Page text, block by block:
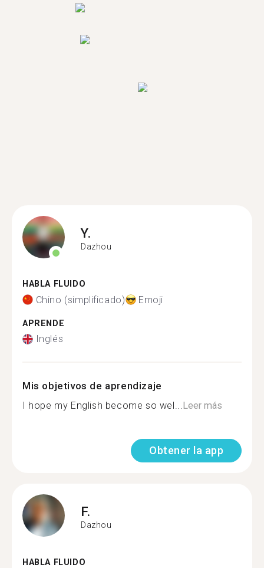
Y.
Dazhou
HABLA FLUIDO
Chino (simplificado) Emoji
APRENDE
Inglés
Mis objetivos de aprendizaje
I hope my English become so wel...Leer más
Obtener la app
F.
Dazhou
HABLA FLUIDO